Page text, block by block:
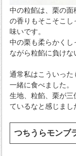
中の粒餡は、栗の
の香りもそこそこ
味いです。
中の栗も柔らかくし
ながら粒餡に負けな
通常私はこういっ
一緒に食べました。
生地、粒餡、栗が
ているなと感じまし
つちうらモン